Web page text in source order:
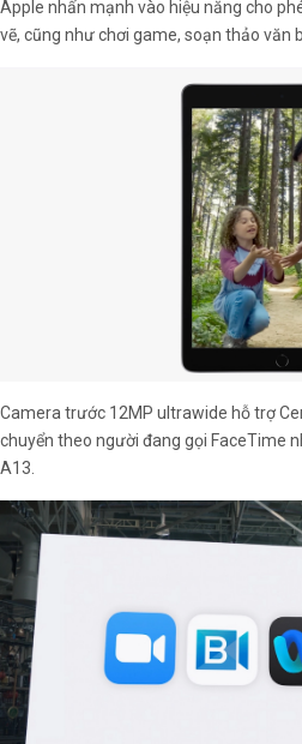
Apple nhấn mạnh vào hiệu năng cho
vẽ, cũng như chơi game, soạn thảo văn
Camera trước 12MP ultrawide hỗ trợ
chuyển theo người đang gọi FaceTime
A13.